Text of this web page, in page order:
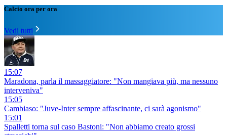
Calcio ora per ora
Vedi tutti
15:07
Maradona, parla il massaggiatore: "Non mangiava più, ma nessuno
interveniva"
15:05
Cambiaso: "Juve-Inter sempre affascinante, ci sarà agonismo"
15:01
Spalletti torna sul caso Bastoni: "Non abbiamo creato grossi